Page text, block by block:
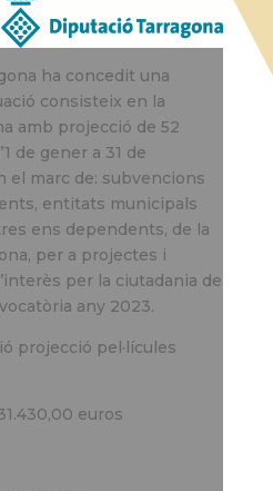
ha concedit una
consisteix en la
amb projecció de 52
de gener a 31 de
el marc de: subvencions
entitats municipals
ens dependents, de la
per a projectes i
per la ciutadania de
any 2023.
projecció pel·lícules
euros